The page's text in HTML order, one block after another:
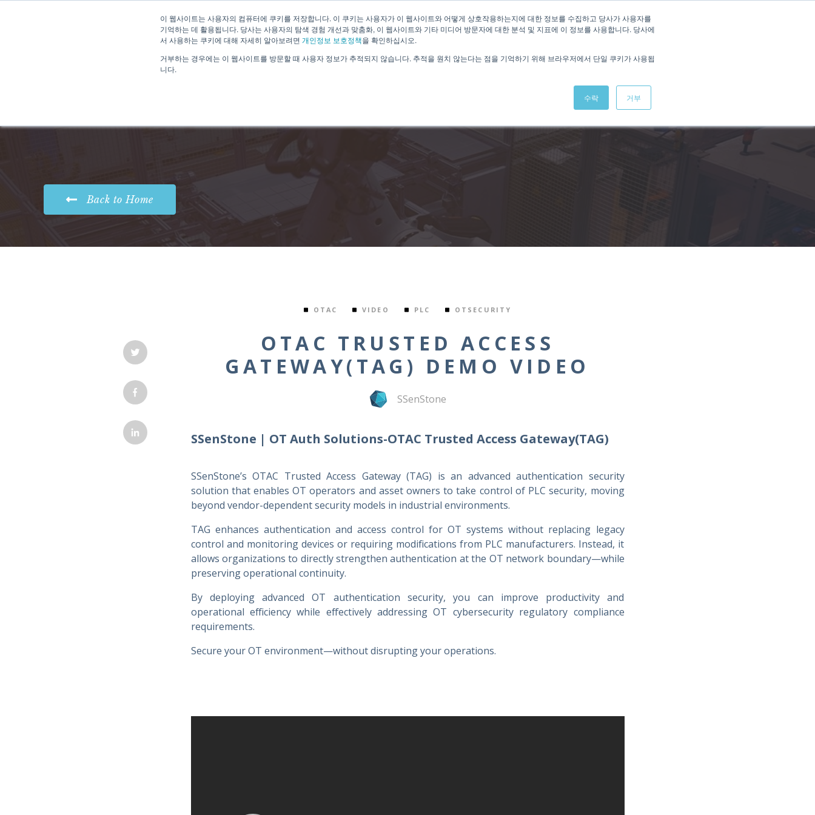
이 웹사이트는 사용자의 컴퓨터에 쿠키를 저장합니다. 이 쿠키는 사용자가 이 웹사이트와 어떻게 상호작용하는지에 대한 정보를 수집하고 당사가 사용자를
기억하는 데 활용됩니다. 당사는 사용자의 탐색 경험 개선과 맞춤화, 이 웹사이트와 기타 미디어 방문자에 대한 분석 및 지표에 이 정보를 사용합니다. 당사에
서 사용하는 쿠키에 대해 자세히 알아보려면 개인정보 보호정책을 확인하십시오.
거부하는 경우에는 이 웹사이트를 방문할 때 사용자 정보가 추적되지 않습니다. 추적을 원치 않는다는 점을 기억하기 위해 브라우저에서 단일 쿠키가 사용됩
니다.
수락 거부
Back to Home
OTAC VIDEO PLC OTSECURITY
OTAC TRUSTED ACCESS
GATEWAY(TAG) DEMO VIDEO
SSenStone
SSenStone | OT Auth Solutions-OTAC Trusted Access Gateway(TAG)
SSenStone’s OTAC Trusted Access Gateway (TAG) is an advanced authentication security
solution that enables OT operators and asset owners to take control of PLC security, moving
beyond vendor-dependent security models in industrial environments.
TAG enhances authentication and access control for OT systems without replacing legacy
control and monitoring devices or requiring modifications from PLC manufacturers. Instead, it
allows organizations to directly strengthen authentication at the OT network boundary—while
preserving operational continuity.
By deploying advanced OT authentication security, you can improve productivity and
operational efficiency while effectively addressing OT cybersecurity regulatory compliance
requirements.
Secure your OT environment—without disrupting your operations.